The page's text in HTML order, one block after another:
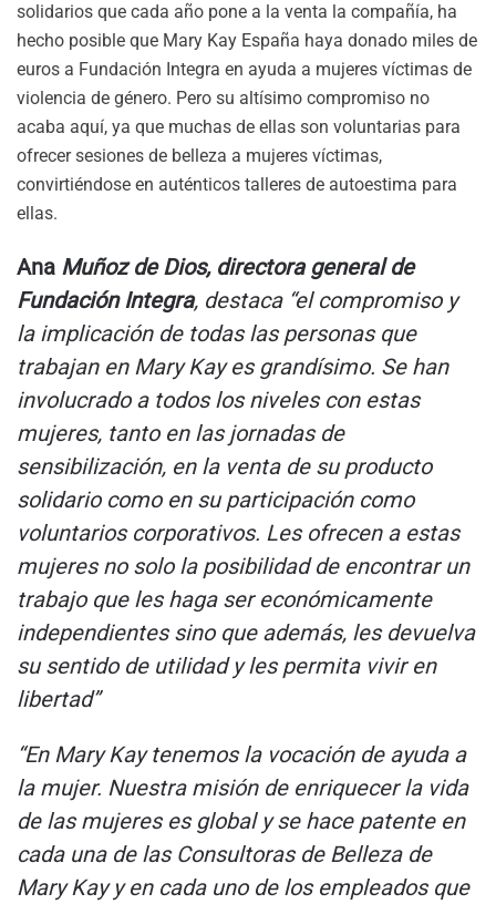
solidarios que cada año pone a la venta la compañía, ha
hecho posible que Mary Kay España haya donado miles de
euros a Fundación Integra en ayuda a mujeres víctimas de
violencia de género. Pero su altísimo compromiso no
acaba aquí, ya que muchas de ellas son voluntarias para
ofrecer sesiones de belleza a mujeres víctimas,
convirtiéndose en auténticos talleres de autoestima para
ellas.
Ana Muñoz de Dios, directora general de
Fundación Integra, destaca “el compromiso y
la implicación de todas las personas que
trabajan en Mary Kay es grandísimo. Se han
involucrado a todos los niveles con estas
mujeres, tanto en las jornadas de
sensibilización, en la venta de su producto
solidario como en su participación como
voluntarios corporativos. Les ofrecen a estas
mujeres no solo la posibilidad de encontrar un
trabajo que les haga ser económicamente
independientes sino que además, les devuelva
su sentido de utilidad y les permita vivir en
libertad”
“En Mary Kay tenemos la vocación de ayuda a
la mujer. Nuestra misión de enriquecer la vida
de las mujeres es global y se hace patente en
cada una de las Consultoras de Belleza de
Mary Kay y en cada uno de los empleados que